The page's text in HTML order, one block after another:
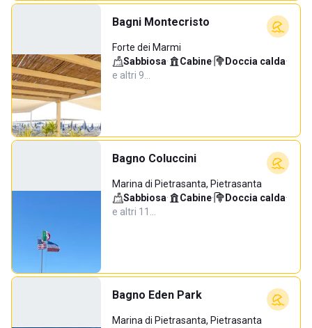
Bagni Montecristo
Forte dei Marmi
Sabbiosa· Cabine· Doccia calda·
e altri 9…
Bagno Coluccini
Marina di Pietrasanta, Pietrasanta
Sabbiosa· Cabine· Doccia calda·
e altri 11…
Bagno Eden Park
Marina di Pietrasanta, Pietrasanta